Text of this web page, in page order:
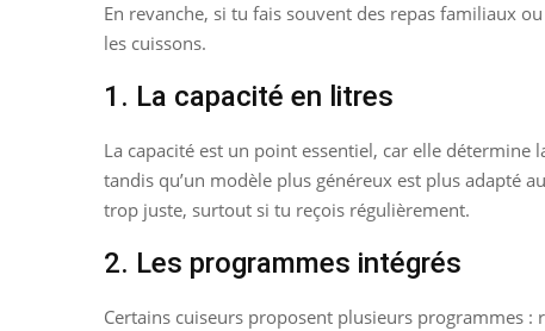
En revanche, si tu fais souvent des repas familiaux
les cuissons.
1. La capacité en litres
La capacité est un point essentiel, car elle
tandis qu’un modèle plus généreux est plus adapté
trop juste, surtout si tu reçois régulièrement.
2. Les programmes intégrés
Certains cuiseurs proposent plusieurs programmes